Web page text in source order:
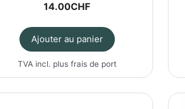
14.00CHF
Ajouter au panier
TVA incl. plus frais de port